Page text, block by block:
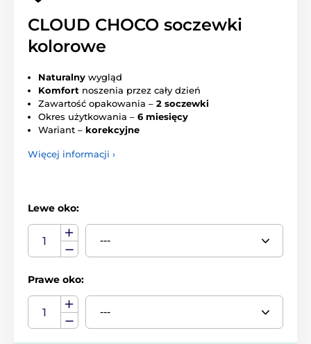
CLOUD CHOCO soczewki
kolorowe
Naturalny wygląd
Komfort noszenia przez cały dzień
Zawartość opakowania – 2 soczewki
Okres użytkowania – 6 miesięcy
Wariant – korekcyjne
Więcej informacji ›
Lewe oko:
Prawe oko: